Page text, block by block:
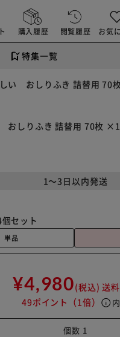
購入履歴 閲覧履歴 お気
特集一覧
しい おしりふき 詰替用 70
おしりふき 詰替用 70枚
1～3日以内発送
セット
単品
¥4,980(税込) 送
49ポイント （1倍） info